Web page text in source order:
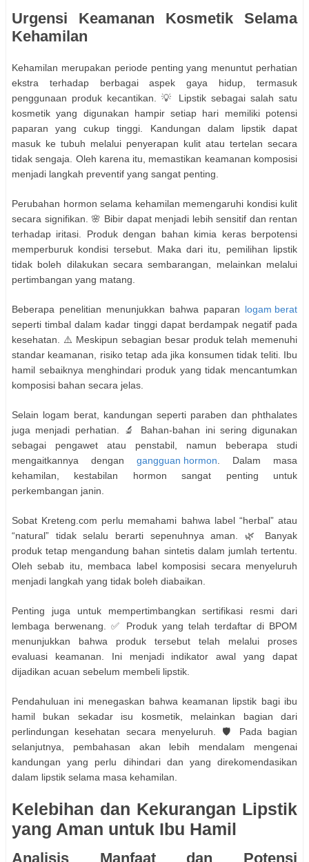
Urgensi Keamanan Kosmetik Selama
Kehamilan
Kehamilan merupakan periode penting yang menuntut perhatian
ekstra terhadap berbagai aspek gaya hidup, termasuk
penggunaan produk kecantikan. 💡 Lipstik sebagai salah satu
kosmetik yang digunakan hampir setiap hari memiliki potensi
paparan yang cukup tinggi. Kandungan dalam lipstik dapat
masuk ke tubuh melalui penyerapan kulit atau tertelan secara
tidak sengaja. Oleh karena itu, memastikan keamanan komposisi
menjadi langkah preventif yang sangat penting.
Perubahan hormon selama kehamilan memengaruhi kondisi kulit
secara signifikan. 🌸 Bibir dapat menjadi lebih sensitif dan rentan
terhadap iritasi. Produk dengan bahan kimia keras berpotensi
memperburuk kondisi tersebut. Maka dari itu, pemilihan lipstik
tidak boleh dilakukan secara sembarangan, melainkan melalui
pertimbangan yang matang.
Beberapa penelitian menunjukkan bahwa paparan logam berat
seperti timbal dalam kadar tinggi dapat berdampak negatif pada
kesehatan. ⚠️ Meskipun sebagian besar produk telah memenuhi
standar keamanan, risiko tetap ada jika konsumen tidak teliti. Ibu
hamil sebaiknya menghindari produk yang tidak mencantumkan
komposisi bahan secara jelas.
Selain logam berat, kandungan seperti paraben dan phthalates
juga menjadi perhatian. 🔬 Bahan-bahan ini sering digunakan
sebagai pengawet atau penstabil, namun beberapa studi
mengaitkannya dengan gangguan hormon . Dalam masa
kehamilan, kestabilan hormon sangat penting untuk
perkembangan janin.
Sobat Kreteng.com perlu memahami bahwa label “herbal” atau
“natural” tidak selalu berarti sepenuhnya aman. 🌿 Banyak
produk tetap mengandung bahan sintetis dalam jumlah tertentu.
Oleh sebab itu, membaca label komposisi secara menyeluruh
menjadi langkah yang tidak boleh diabaikan.
Penting juga untuk mempertimbangkan sertifikasi resmi dari
lembaga berwenang. ✅ Produk yang telah terdaftar di BPOM
menunjukkan bahwa produk tersebut telah melalui proses
evaluasi keamanan. Ini menjadi indikator awal yang dapat
dijadikan acuan sebelum membeli lipstik.
Pendahuluan ini menegaskan bahwa keamanan lipstik bagi ibu
hamil bukan sekadar isu kosmetik, melainkan bagian dari
perlindungan kesehatan secara menyeluruh. 🛡️ Pada bagian
selanjutnya, pembahasan akan lebih mendalam mengenai
kandungan yang perlu dihindari dan yang direkomendasikan
dalam lipstik selama masa kehamilan.
Kelebihan dan Kekurangan Lipstik
yang Aman untuk Ibu Hamil
Analisis Manfaat dan Potensi